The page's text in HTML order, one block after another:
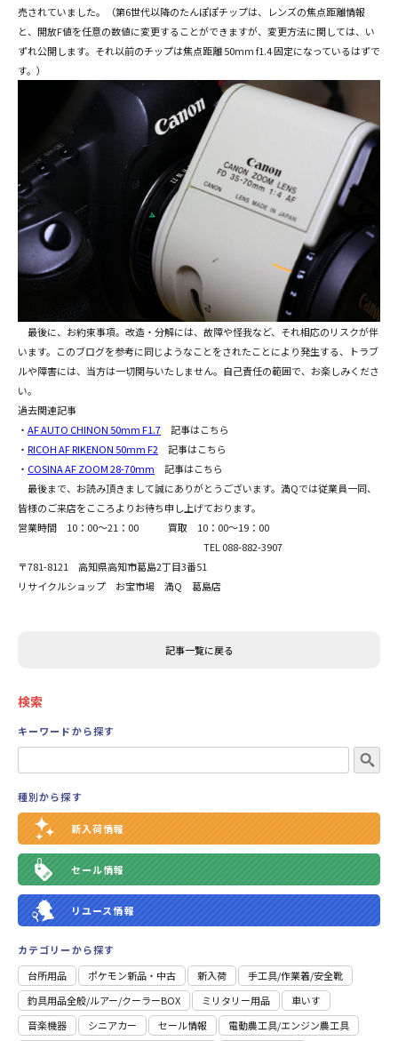
売されていました。（第6世代以降のたんぽぽチップは、レンズの焦点距離情報
と、開放F値を任意の数値に変更することができますが、変更方法に関しては、い
ずれ公開します。それ以前のチップは焦点距離 50mm f1.4 固定になっているはずで
す。）
最後に、お約束事項。改造・分解には、故障や怪我など、それ相応のリスクが伴
います。このブログを参考に同じようなことをされたことにより発生する、トラブ
ルや障害には、当方は一切関与いたしません。自己責任の範囲で、お楽しみくださ
い。
過去関連記事
・ AF AUTO CHINON 50mm F1.7 記事はこちら
・ RICOH AF RIKENON 50mm F2 記事はこちら
・ COSINA AF ZOOM 28-70mm 記事はこちら
最後まで、お読み頂きまして誠にありがとうございます。満Qでは従業員一同、
皆様のご来店をこころよりお待ち申し上げております。
営業時間 10：00～21：00 買取 10：00～19：00
TEL 088-882-3907
〒781-8121 高知県高知市葛島2丁目3番51
リサイクルショップ お宝市場 満Q 葛島店
記事一覧に戻る
検索
キーワードから探す
種別から探す
新入荷情報
セール情報
リユース情報
カテゴリーから探す
台所用品
ポケモン新品・中古 新入荷
⼿⼯具/作業着/安全靴
釣具用品全般/ルアー/クーラーBOX
ミリタリー用品
車いす
音楽機器
シニアカー セール情報
電動農工具/エンジン農工具